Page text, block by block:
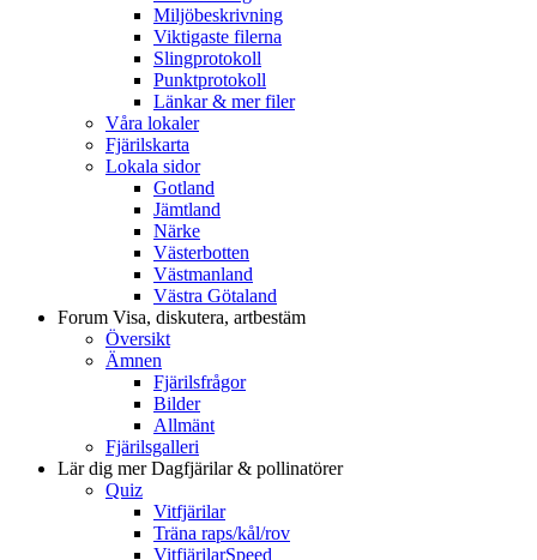
Miljöbeskrivning
Viktigaste filerna
Slingprotokoll
Punktprotokoll
Länkar & mer filer
Våra lokaler
Fjärilskarta
Lokala sidor
Gotland
Jämtland
Närke
Västerbotten
Västmanland
Västra Götaland
Forum Visa, diskutera, artbestäm
Översikt
Ämnen
Fjärilsfrågor
Bilder
Allmänt
Fjärilsgalleri
Lär dig merDagfjärilar & pollinatörer
Quiz
Vitfjärilar
Träna raps/kål/rov
VitfjärilarSpeed